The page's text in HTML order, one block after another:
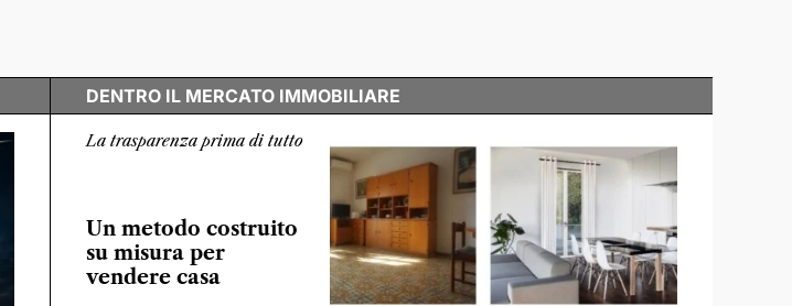
DENTRO IL MERCATO IMMOBILIARE
La trasparenza prima di tutto
Un metodo costruito
su misura per
vendere casa